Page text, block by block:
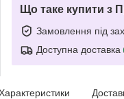
Що таке купити з
Замовлення під
Доступна доставка